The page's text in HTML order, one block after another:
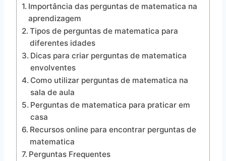
Importância das perguntas de matematica na
aprendizagem
Tipos de perguntas de matematica para
diferentes idades
Dicas para criar perguntas de matematica
envolventes
Como utilizar perguntas de matematica na
sala de aula
Perguntas de matematica para praticar em
casa
Recursos online para encontrar perguntas de
matematica
Perguntas Frequentes